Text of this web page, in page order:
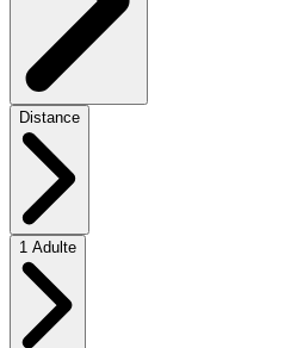
Distance
1 Adulte